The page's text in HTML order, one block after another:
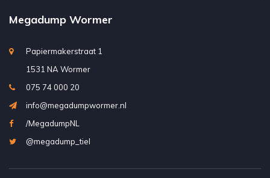
Megadump Wormer
Papiermakerstraat 1
1531 NA Wormer
075 74 000 20
info@megadumpwormer.nl
/MegadumpNL
@megadump_tiel